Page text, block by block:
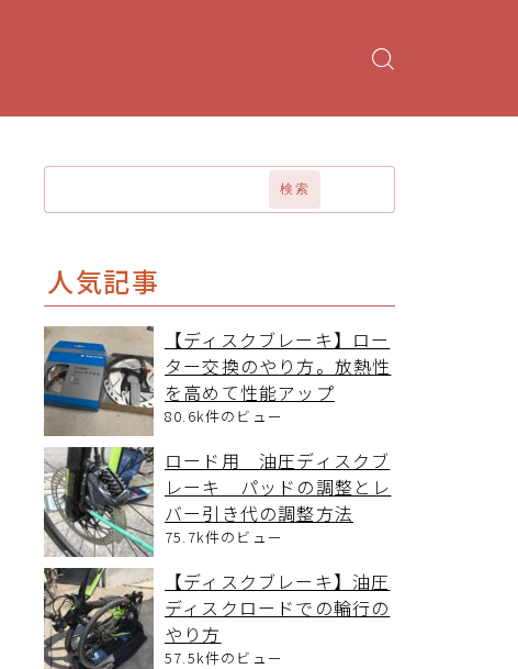
検索
人気記事
【ディスクブレーキ】ロー
ター交換のやり方。放熱性
を高めて性能アップ
80.6k件のビュー
ロード用 油圧ディスクブ
レーキ パッドの調整とレ
バー引き代の調整方法
75.7k件のビュー
【ディスクブレーキ】油圧
ディスクロードでの輪行の
やり方
57.5k件のビュー